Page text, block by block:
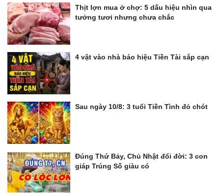
Thịt lợn mua ở chợ: 5 dấu hiệu nhìn qua
tưởng tươi nhưng chưa chắc
4 vật vào nhà báo hiệu Tiền Tài sắp cạn
Sau ngày 10/8: 3 tuổi Tiền Tình đỏ chót
Đúng Thứ Bảy, Chủ Nhật đổi đời: 3 con
giáp Trúng Số giàu có